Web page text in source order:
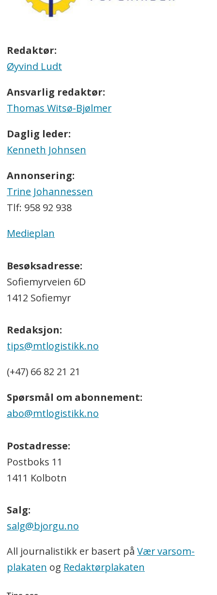
Redaktør:
Øyvind Ludt
Ansvarlig redaktør:
Thomas Witsø-Bjølmer
Daglig leder:
Kenneth Johnsen
Annonsering:
Trine Johannessen
Tlf: 958 92 938
Medieplan
Besøksadresse:
Sofiemyrveien 6D
1412 Sofiemyr
Redaksjon:
tips@mtlogistikk.no
(+47) 66 82 21 21
Spørsmål om abonnement:
abo@mtlogistikk.no
Postadresse:
Postboks 11
1411 Kolbotn
Salg:
salg@bjorgu.no
All journalistikk er basert på Vær varsom-
plakaten og Redaktørplakaten